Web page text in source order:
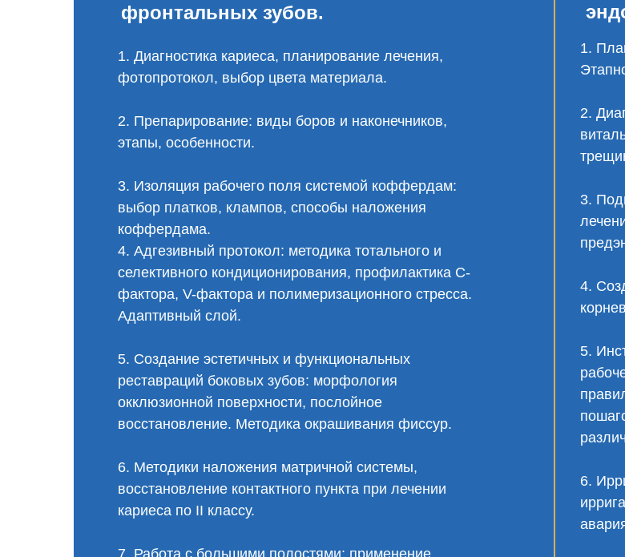
1. Диагностика кариеса, планирование лечения,
фотопротокол, выбор цвета материала.
2. Препарирование: виды боров и наконечников,
этапы, особенности.
3. Изоляция рабочего поля системой коффердам:
выбор платков, клампов, способы наложения
коффердама.
4. Адгезивный протокол: методика тотального и
селективного кондиционирования, профилактика С-
фактора, V-фактора и полимеризационного стресса.
Адаптивный слой.
5. Создание эстетичных и функциональных
реставраций боковых зубов: морфология
окклюзионной поверхности, послойное
восстановление. Методика окрашивания фиссур.
6. Методики наложения матричной системы,
восстановление контактного пункта при лечении
кариеса по II классу.
7. Работа с большими полостями: применение
1.
2.
3.
4.
5.
6.
фронтальных зубов.